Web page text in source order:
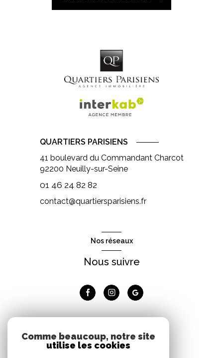
QUARTIERS PARISIENS
41 boulevard du Commandant Charcot
92200 Neuilly-sur-Seine
01 46 24 82 82
contact@quartiersparisiens.fr
Nos réseaux
Nous suivre
Nous adhérons
Comme beaucoup, notre site
utilise les cookies